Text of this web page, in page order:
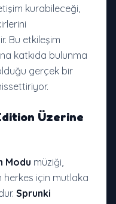
kurabileceği,
Bu etkileşim
katkıda bulunma
gerçek bir
Üzerine
Modu müziği,
herkes için mutlaka
Sprunki